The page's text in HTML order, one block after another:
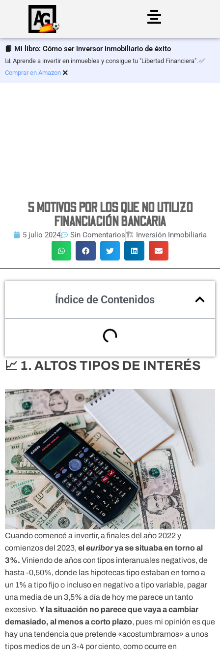
al
contenido
📘 Mi libro: Cómo ser inversor inmobiliario de éxito
📊 Aprende a invertir en inmuebles y consigue tu "Libertad Financiera". ✅
Comprar en Amazon ×
5 MOTIVOS POR LOS QUE NO UTILIZO
FINANCIACIÓN BANCARIA
5 julio 2024 Sin Comentarios🏗 Inversión Inmobiliaria
Índice de Contenidos
📈 1. ALTOS TIPOS DE INTERÉS
Cuando comencé a invertir, a finales del año 2022 y
comienzos del 2023, el euriborya se situaba en torno al
3%. Viniendo de años con tipos interanuales negativos, de
hasta -0,50%, donde las hipotecas tipo estaban en torno a
un 1% a tipo fijo o incluso en negativo a tipo variable, pagar
una media de un 3,5% a día de hoy me parece un tanto
excesivo. Y la situación no parece que vaya a cambiar
demasiado, al menos a corto plazo, pues mi opinión es que
hay una tendencia que pretende «acostumbrarnos» a unos
tipos medios de un 3-4 por ciento, como ocurre en